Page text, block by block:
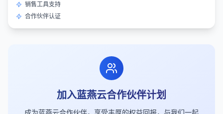
销售工具支持
合作伙伴认证
加入蓝燕云合作伙伴计划